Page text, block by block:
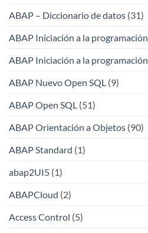
ABAP – Diccionario de datos (31)
ABAP Iniciación a la programación
ABAP Iniciación a la programación
ABAP Nuevo Open SQL (9)
ABAP Open SQL (51)
ABAP Orientación a Objetos (90)
ABAP Standard (1)
abap2UI5 (1)
ABAPCloud (2)
Access Control (5)